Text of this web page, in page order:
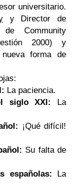
universitario.
y Director de
Community
2000) y
forma de
La paciencia.
siglo XXI: La
¡Qué difícil!
Su falta de
españolas: La